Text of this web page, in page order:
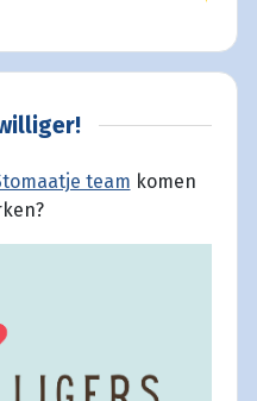
team komen